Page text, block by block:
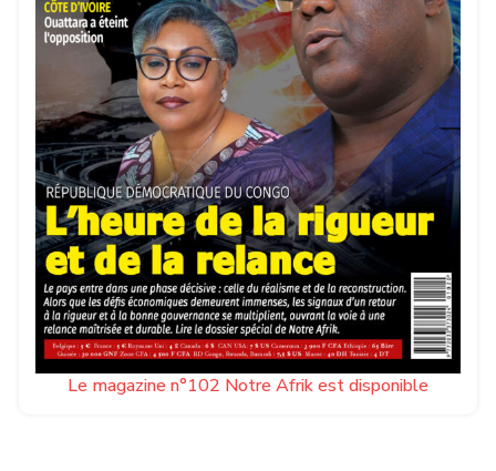
Le magazine n°102 Notre Afrik est disponible